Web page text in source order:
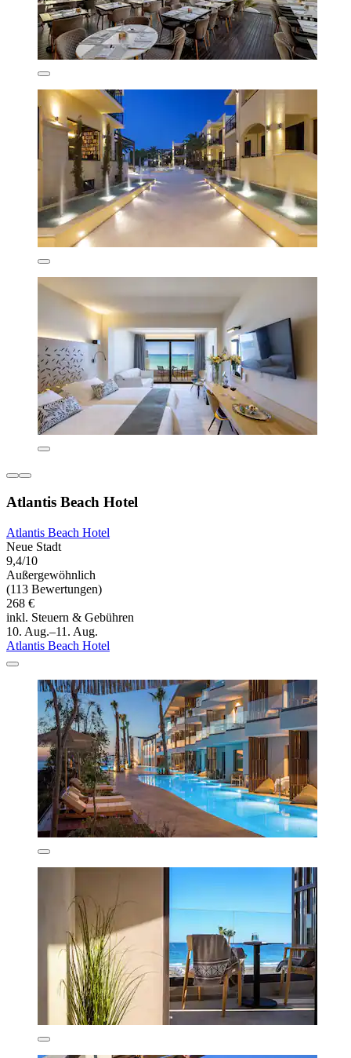
Atlantis Beach Hotel
Atlantis Beach Hotel
Neue Stadt
9,4/10
Außergewöhnlich
(113 Bewertungen)
268 €
inkl. Steuern & Gebühren
10. Aug.–11. Aug.
Atlantis Beach Hotel